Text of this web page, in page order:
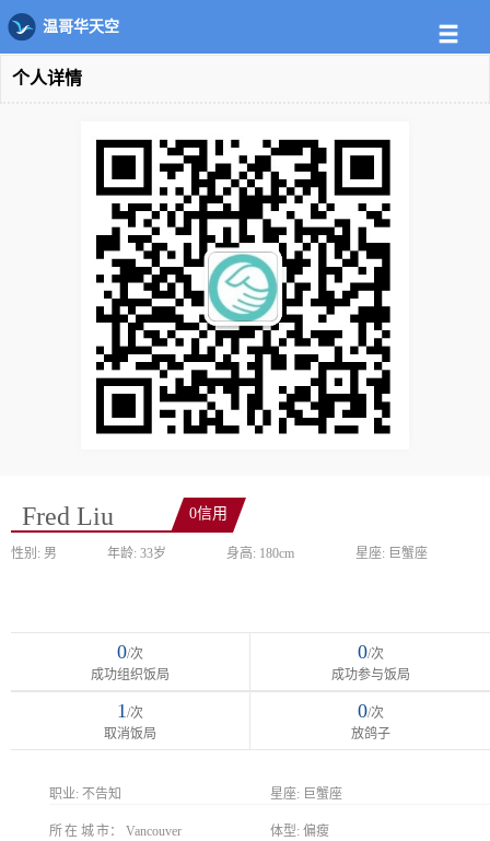
温哥华天空
个人详情
Fred Liu 0信用
性别: 男 年龄: 33岁 身高: 180cm 星座: 巨蟹座
0/次
成功组织饭局
0/次
成功参与饭局
1/次
取消饭局
0/次
放鸽子
职业: 不告知 星座: 巨蟹座
所在城市 Vancouver 体型: 偏瘦